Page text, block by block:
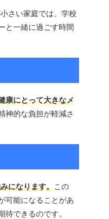
さい家庭では、学校
と一緒に過ごす時間
康にとって大きなメ
神的な負担が軽減さ
になります。この
可能になることがあ
できるのです。